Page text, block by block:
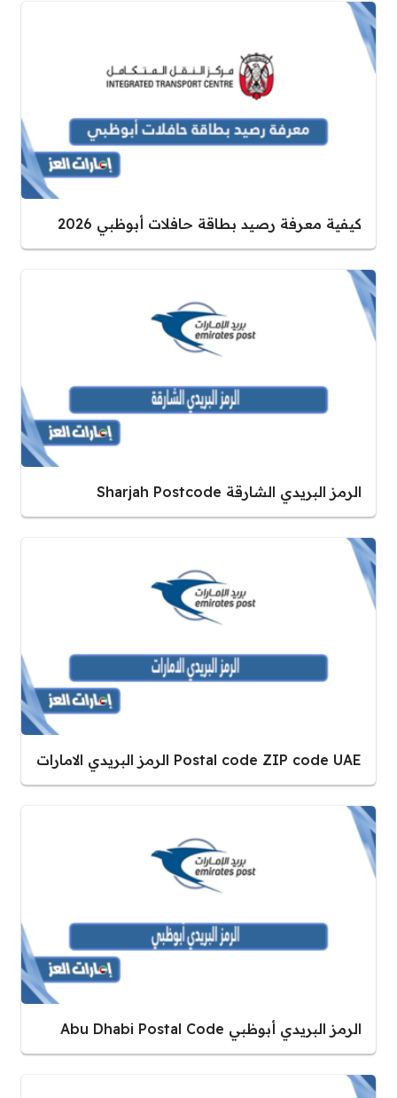
كيفية معرفة رصيد بطاقة حافلات أبوظبي 2026
الرمز البريدي الشارقة Sharjah Postcode
Postal code ZIP code UAE الرمز البريدي الامارات
الرمز البريدي أبوظبي Abu Dhabi Postal Code